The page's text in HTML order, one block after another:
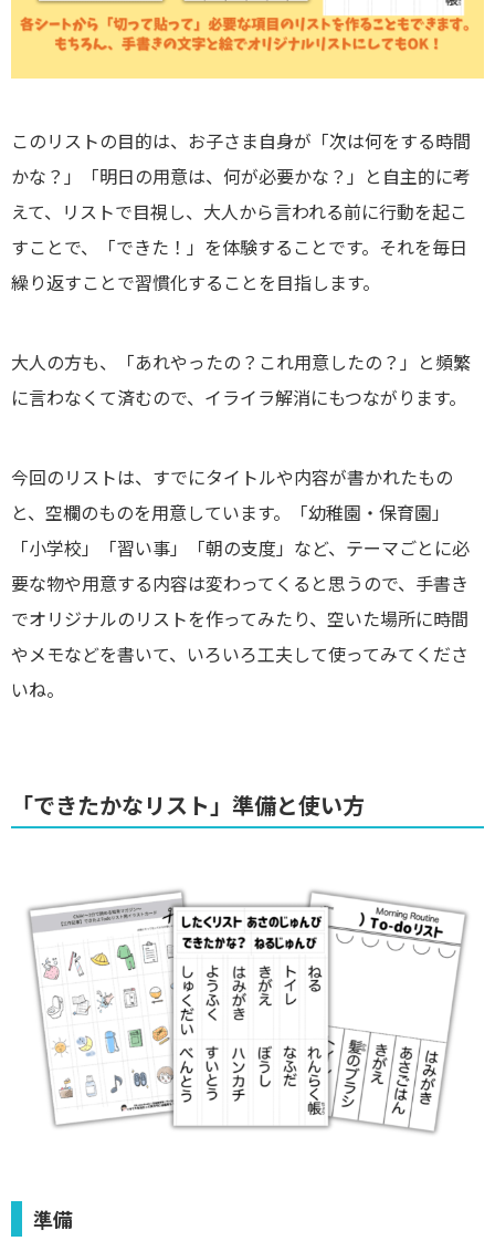
このリストの目的は、お子さま自身が「次は何をする時間
かな？」「明日の用意は、何が必要かな？」と自主的に考
えて、リストで目視し、大人から言われる前に行動を起こ
すことで、「できた！」を体験することです。それを毎日
繰り返すことで習慣化することを目指します。
大人の方も、「あれやったの？これ用意したの？」と頻繁
に言わなくて済むので、イライラ解消にもつながります。
今回のリストは、すでにタイトルや内容が書かれたもの
と、空欄のものを用意しています。「幼稚園・保育園」
「小学校」「習い事」「朝の支度」など、テーマごとに必
要な物や用意する内容は変わってくると思うので、手書き
でオリジナルのリストを作ってみたり、空いた場所に時間
やメモなどを書いて、いろいろ工夫して使ってみてくださ
いね。
「できたかなリスト」準備と使い方
準備